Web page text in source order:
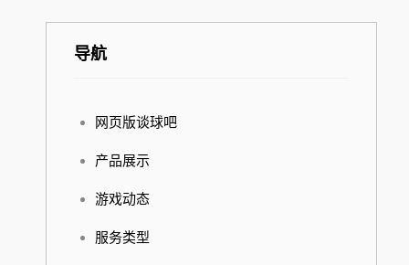
导航
网页版谈球吧
产品展示
游戏动态
服务类型